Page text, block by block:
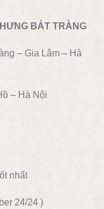
BÁT TRÀNG
– Gia Lâm – Hà
– Hà Nội
nhất
24/24 )